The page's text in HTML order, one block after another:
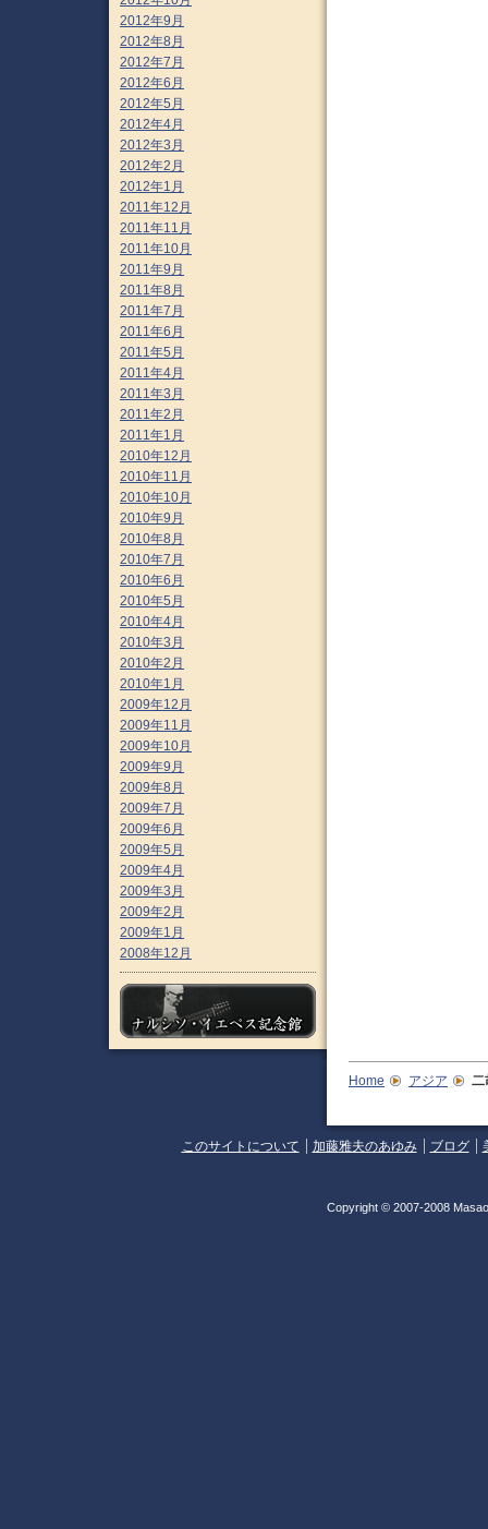
2012年9月
2012年8月
2012年7月
2012年6月
2012年5月
2012年4月
2012年3月
2012年2月
2012年1月
2011年12月
2011年11月
2011年10月
2011年9月
2011年8月
2011年7月
2011年6月
2011年5月
2011年4月
2011年3月
2011年2月
2011年1月
2010年12月
2010年11月
2010年10月
2010年9月
2010年8月
2010年7月
2010年6月
2010年5月
2010年4月
2010年3月
2010年2月
2010年1月
2009年12月
2009年11月
2009年10月
2009年9月
2009年8月
2009年7月
2009年6月
2009年5月
2009年4月
2009年3月
2009年2月
2009年1月
2008年12月
Home アジア 二
このサイトについて 加藤雅夫のあゆみ ブログ
Copyright © 2007-2008